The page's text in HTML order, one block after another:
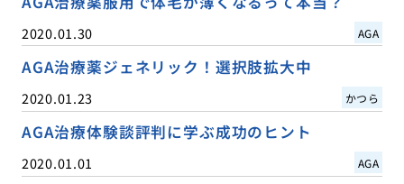
2020.01.30 AGA
AGA治療薬ジェネリック！選択肢拡大中
2020.01.23 かつら
AGA治療体験談評判に学ぶ成功のヒント
2020.01.01 AGA